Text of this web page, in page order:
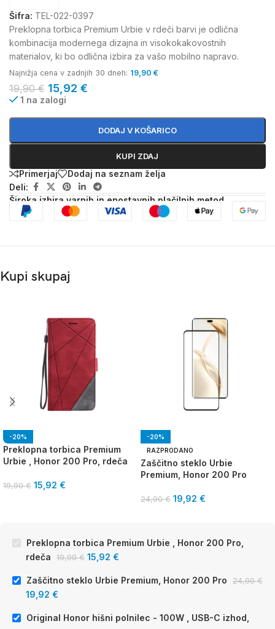
Šifra: TEL-022-0397
Preklopna torbica Premium Urbie v rdeči barvi je odlična
kombinacija modernega dizajna in visokokakovostnih
materialov, ki bo odlična izbira za vašo mobilno napravo.
Najnižja cena v zadnjih 30 dneh: 19,90 €
19,90€ 15,92 €
1 na zalogi
DODAJ V KOŠARICO
KUPI ZDAJ
Primerjaj
Dodaj na seznam želja
Deli:
Široka izbira varnih in enostavnih plačilnih metod
Kupi skupaj
-20%
Preklopna torbica Premium
Urbie , Honor 200 Pro, rdeča
19,90€ 15,92 €
-20%
RAZPRODANO
Zaščitno steklo Urbie
Premium, Honor 200 Pro
24,90€ 19,92 €
Preklopna torbica Premium Urbie , Honor 200 Pro,
rdeča
19,90€ 15,92 €
Zaščitno steklo Urbie Premium, Honor 200 Pro 24,90€
19,92 €
Original Honor hišni polnilec - 100W , USB-C izhod,